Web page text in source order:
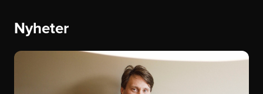
Nyheter